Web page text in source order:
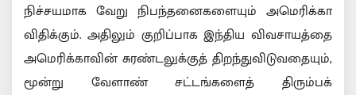
நிச்சயமாக வேறு நிபந்தனைகளையும் அமெரிக்கா
விதிக்கும். அதிலும் குறிப்பாக இந்திய விவசாயத்தை
அமெரிக்காவின் சுரண்டலுக்குத் திறந்துவிடுவதையும்,
மூன்று வேளாண் சட்டங்களைத் திரும்பக்